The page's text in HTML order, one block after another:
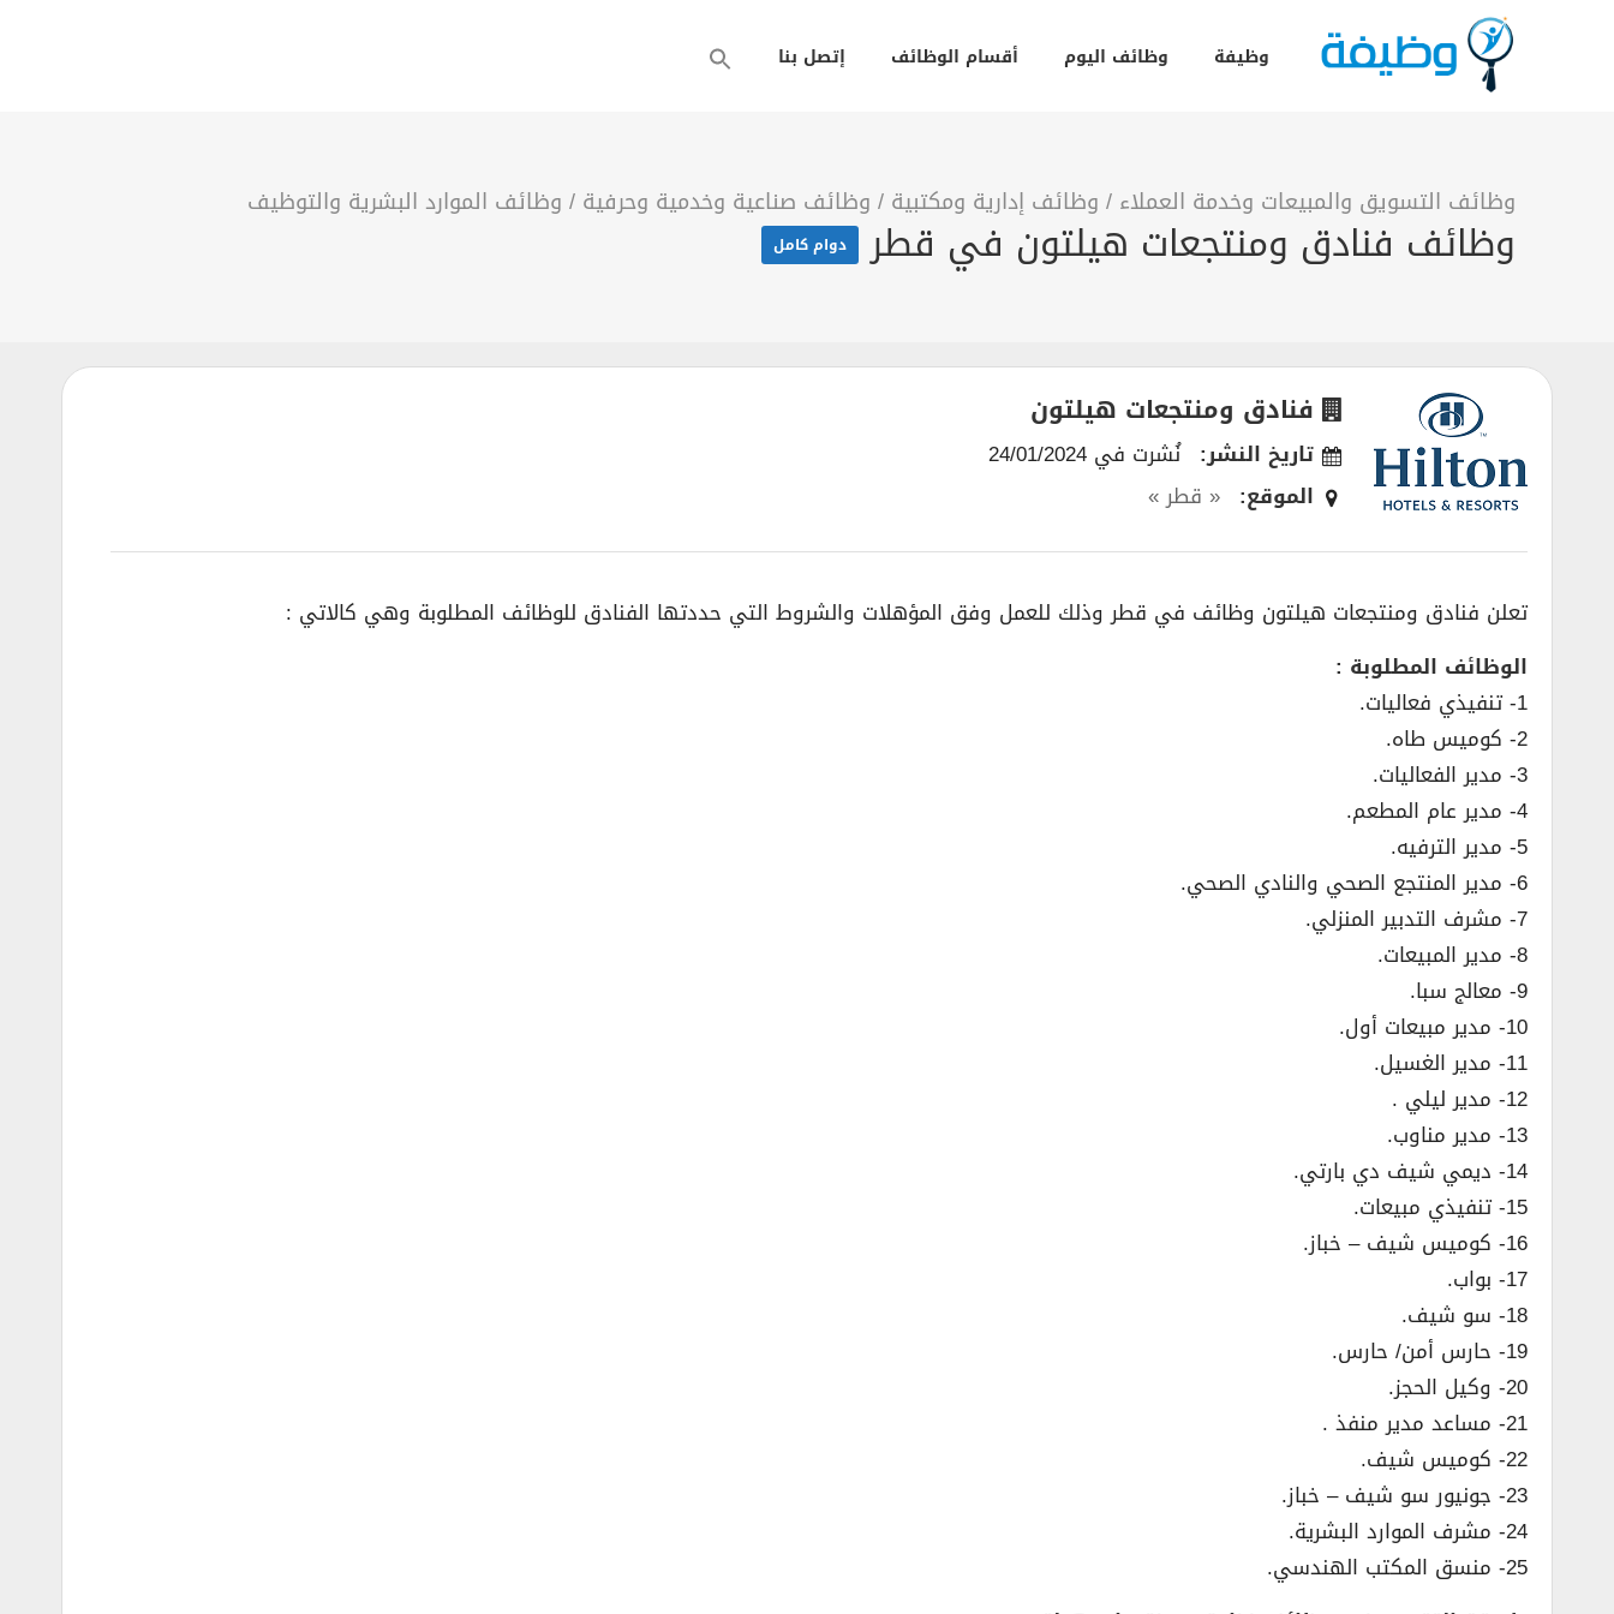
وظيفة وظائف اليوم أقسام الوظائف إتصل بنا
وظائف التسويق والمبيعات وخدمة العملاء / وظائف إدارية ومكتبية / وظائف صناعية وخدمية وحرفية / وظائف الموارد البشرية والتوظيف
وظائف فنادق ومنتجعات هيلتون في قطر دوام كامل
فنادق ومنتجعات هيلتون
تاريخ النشر: نُشرت في 24/01/2024
الموقع: « قطر »
تعلن فنادق ومنتجعات هيلتون وظائف في قطر وذلك للعمل وفق المؤهلات والشروط التي حددتها الفنادق للوظائف المطلوبة وهي كالاتي :
الوظائف المطلوبة :
1- تنفيذي فعاليات.
2- كوميس طاه.
3- مدير الفعاليات.
4- مدير عام المطعم.
5- مدير الترفيه.
6- مدير المنتجع الصحي والنادي الصحي.
7- مشرف التدبير المنزلي.
8- مدير المبيعات.
9- معالج سبا.
10- مدير مبيعات أول.
11- مدير الغسيل.
12- مدير ليلي .
13- مدير مناوب.
14- ديمي شيف دي بارتي.
15- تنفيذي مبيعات.
16- كوميس شيف – خباز.
17- بواب.
18- سو شيف.
19- حارس أمن/ حارس.
20- وكيل الحجز.
21- مساعد مدير منفذ .
22- كوميس شيف.
23- جونيور سو شيف – خباز.
24- مشرف الموارد البشرية.
25- منسق المكتب الهندسي.